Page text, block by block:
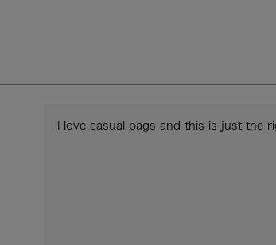
I love casual bags and this is just the